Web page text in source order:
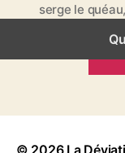
q
serge le quéau,
© 2026 La